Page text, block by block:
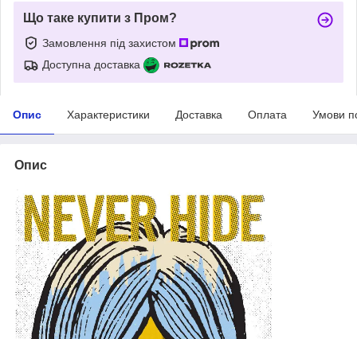
Що таке купити з Пром?
Замовлення під захистом
Доступна доставка
Опис Характеристики Доставка Оплата Умови
Опис